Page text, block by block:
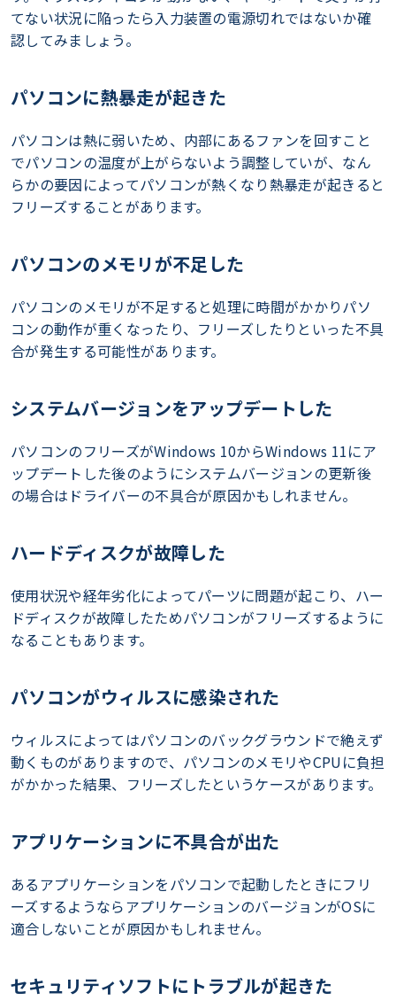
てない状況に陥ったら入力装置の電源切れではないか確
認してみましょう。
パソコンに熱暴走が起きた
パソコンは熱に弱いため、内部にあるファンを回すこと
でパソコンの温度が上がらないよう調整していが、なん
らかの要因によってパソコンが熱くなり熱暴走が起きると
フリーズすることがあります。
パソコンのメモリが不足した
パソコンのメモリが不足すると処理に時間がかかりパソ
コンの動作が重くなったり、フリーズしたりといった不具
合が発生する可能性があります。
システムバージョンをアップデートした
パソコンのフリーズがWindows 10からWindows 11にア
ップデートした後のようにシステムバージョンの更新後
の場合はドライバーの不具合が原因かもしれません。
ハードディスクが故障した
使用状況や経年劣化によってパーツに問題が起こり、ハー
ドディスクが故障したためパソコンがフリーズするように
なることもあります。
パソコンがウィルスに感染された
ウィルスによってはパソコンのバックグラウンドで絶えず
動くものがありますので、パソコンのメモリやCPUに負担
がかかった結果、フリーズしたというケースがあります。
アプリケーションに不具合が出た
あるアプリケーションをパソコンで起動したときにフリ
ーズするようならアプリケーションのバージョンがOSに
適合しないことが原因かもしれません。
セキュリティソフトにトラブルが起きた